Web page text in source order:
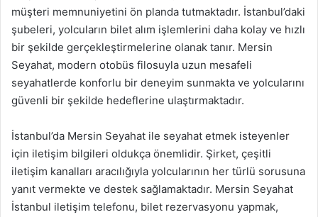
müşteri memnuniyetini ön planda tutmaktadır. İstanbul’daki
şubeleri, yolcuların bilet alım işlemlerini daha kolay ve hızlı
bir şekilde gerçekleştirmelerine olanak tanır. Mersin
Seyahat, modern otobüs filosuyla uzun mesafeli
seyahatlerde konforlu bir deneyim sunmakta ve yolcularını
güvenli bir şekilde hedeflerine ulaştırmaktadır.
İstanbul’da Mersin Seyahat ile seyahat etmek isteyenler
için iletişim bilgileri oldukça önemlidir. Şirket, çeşitli
iletişim kanalları aracılığıyla yolcularının her türlü sorusuna
yanıt vermekte ve destek sağlamaktadır. Mersin Seyahat
İstanbul iletişim telefonu, bilet rezervasyonu yapmak,